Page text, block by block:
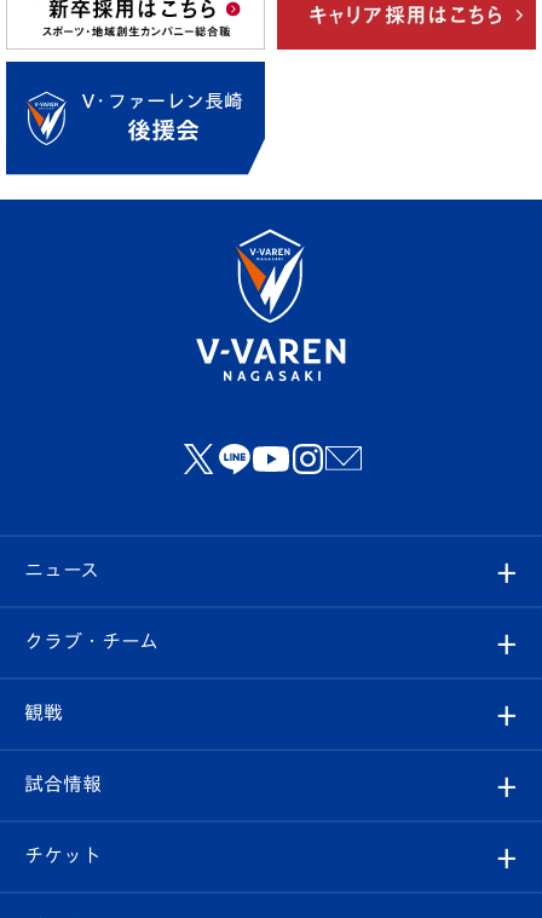
ニュース
すべて
クラブ
試合情報
クラブ・チーム
クラブ概要
エンブレム紹介
観戦
観戦ルール
はじめての観戦ガイド
試合情報
試合日程/結果
チケット